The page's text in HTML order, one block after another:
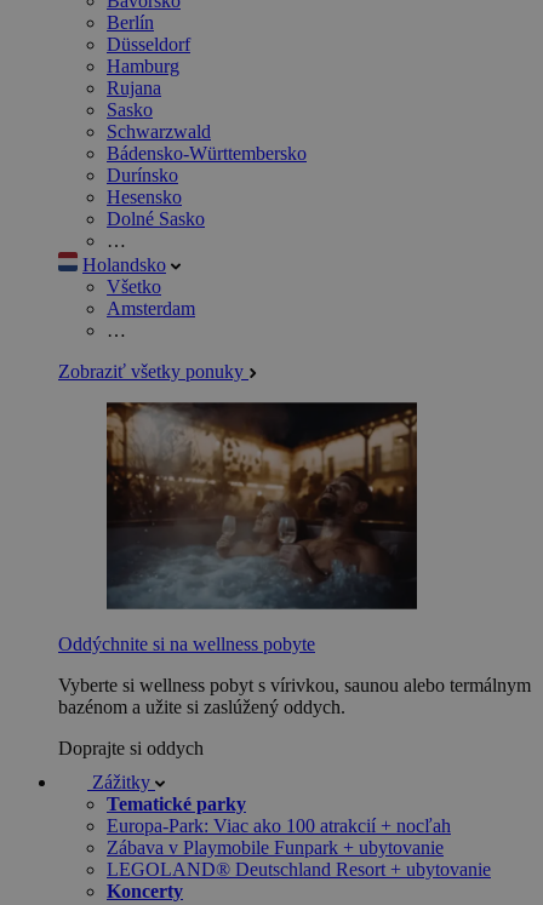
Berlín
Düsseldorf
Hamburg
Rujana
Sasko
Schwarzwald
Bádensko-Württembersko
Durínsko
Hesensko
Dolné Sasko
…
Holandsko
Všetko
Amsterdam
…
Zobraziť všetky ponuky
Oddýchnite si na wellness pobyte
Vyberte si wellness pobyt s vírivkou, saunou alebo termálnym
bazénom a užite si zaslúžený oddych.
Doprajte si oddych
Zážitky
Tematické parky
Europa-Park: Viac ako 100 atrakcií + nocľah
Zábava v Playmobile Funpark + ubytovanie
LEGOLAND® Deutschland Resort + ubytovanie
Koncerty